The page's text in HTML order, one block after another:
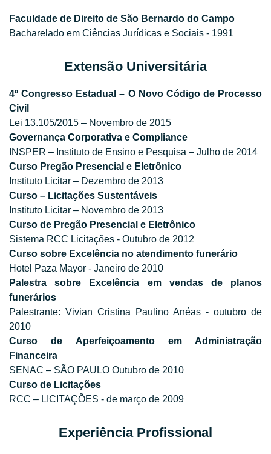
Faculdade de Direito de São Bernardo do Campo
Bacharelado em Ciências Jurídicas e Sociais - 1991
Extensão Universitária
4º Congresso Estadual – O Novo Código de Processo
Civil
Lei 13.105/2015 – Novembro de 2015
Governança Corporativa e Compliance
INSPER – Instituto de Ensino e Pesquisa – Julho de 2014
Curso Pregão Presencial e Eletrônico
Instituto Licitar – Dezembro de 2013
Curso – Licitações Sustentáveis
Instituto Licitar – Novembro de 2013
Curso de Pregão Presencial e Eletrônico
Sistema RCC Licitações - Outubro de 2012
Curso sobre Excelência no atendimento funerário
Hotel Paza Mayor - Janeiro de 2010
Palestra sobre Excelência em vendas de planos
funerários
Palestrante: Vivian Cristina Paulino Anéas - outubro de
2010
Curso de Aperfeiçoamento em Administração
Financeira
SENAC – SÃO PAULO Outubro de 2010
Curso de Licitações
RCC – LICITAÇÕES - de março de 2009
Experiência Profissional